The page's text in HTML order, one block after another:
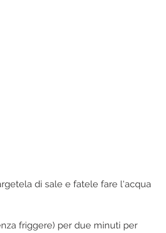
di sale e fatele fare l'acqua
friggere) per due minuti per